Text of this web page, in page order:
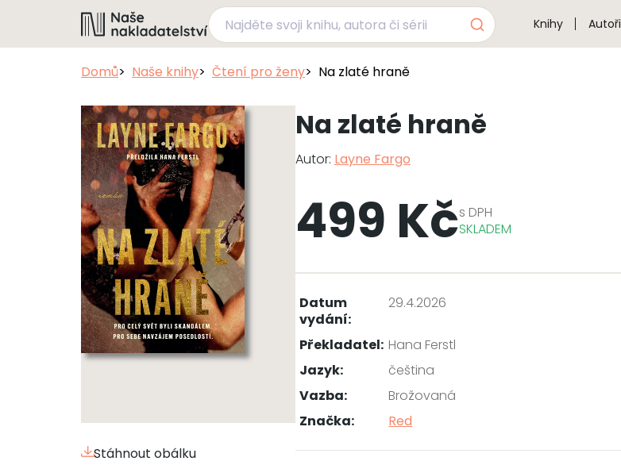
Knihy Autoři
Domů Naše knihy Čtení pro ženy Na zlaté hraně
Stáhnout obálku
Na zlaté hraně
Autor: Layne Fargo
499 Kčs DPH
SKLADEM
Datum
vydání:
29.4.2026
Překladatel: Hana Ferstl
Jazyk:
čeština
Vazba:
Brožovaná
Značka: Red